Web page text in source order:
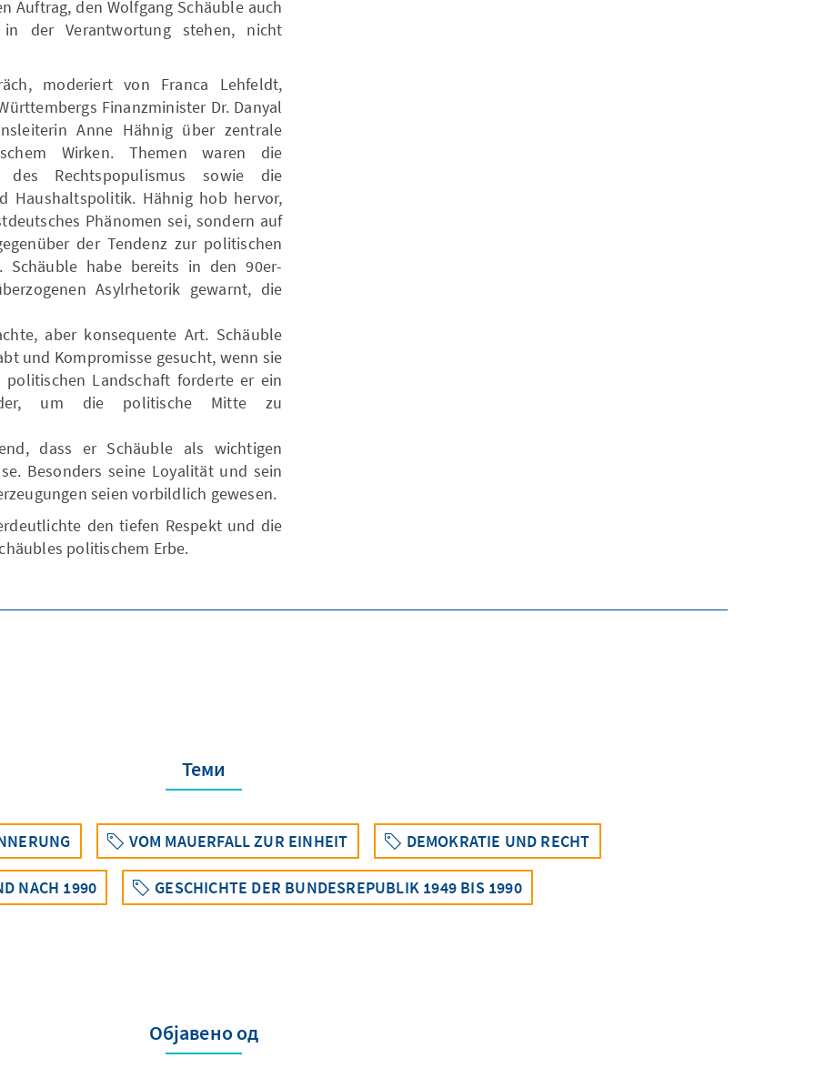
Auftrag, den Wolfgang Schäuble auch
der Verantwortung stehen, nicht
moderiert von Franca Lehfeldt,
Finanzminister Dr. Danyal
Anne Hähnig über zentrale
Wirken. Themen waren die
des Rechtspopulismus sowie die
Haushaltspolitik. Hähnig hob hervor,
Phänomen sei, sondern auf
der Tendenz zur politischen
Schäuble habe bereits in den 90er-
Asylrhetorik gewarnt, die
aber konsequente Art. Schäuble
und Kompromisse gesucht, wenn sie
Landschaft forderte er ein
um die politische Mitte zu
dass er Schäuble als wichtigen
Besonders seine Loyalität und sein
seien vorbildlich gewesen.
den tiefen Respekt und die
politischem Erbe.
Теми
VOM MAUERFALL ZUR EINHEIT DEMOKRATIE UND RECHT
NACH 1990 GESCHICHTE DER BUNDESREPUBLIK 1949 BIS 1990
Објавено од